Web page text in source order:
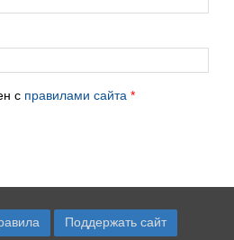
с правилами сайта *
Поддержать сайт